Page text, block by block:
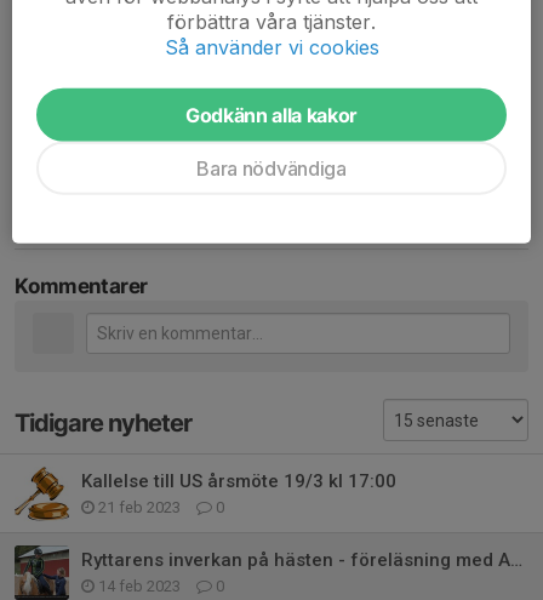
Anmälan till tina.kempe@yahoo.com senast den 27 feb.
alla är välkomna i mån av plats, max 20 deltagare.
Gratis för medlemmar i ÅRKS 2023.
Kommentarer
Tidigare nyheter
Kallelse till US årsmöte 19/3 kl 17:00
21 feb 2023 0
Ryttarens inverkan på hästen - föreläsning med Anna Havsjö.
14 feb 2023 0
förbättra våra tjänster.
Så använder vi cookies
Godkänn alla kakor
Bara nödvändiga